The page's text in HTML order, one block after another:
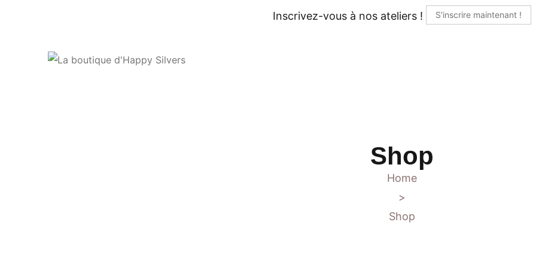
Inscrivez-vous à nos ateliers ! S'inscrire maintenant !
Shop
Home
>
Shop